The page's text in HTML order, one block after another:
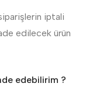
iptali
edilecek ürün
edebilirim ?